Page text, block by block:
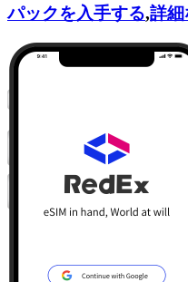
パックを入手する,詳細